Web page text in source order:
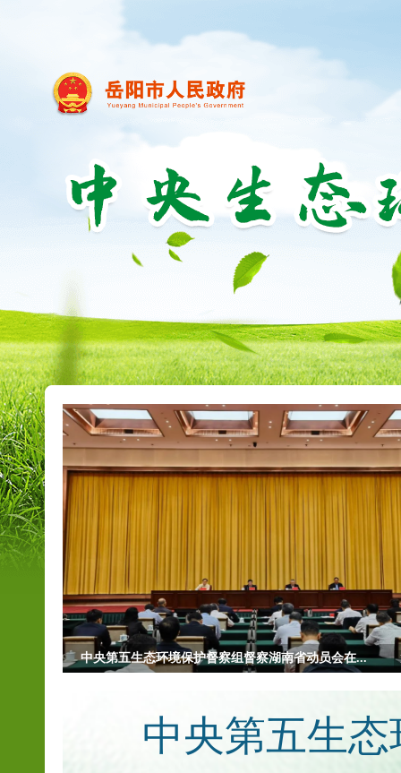
中央生态环保督察组向湖南移交首批信访件
中央第五生